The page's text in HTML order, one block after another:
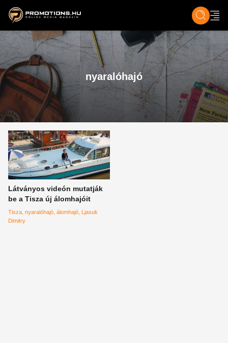
ZENE, FILM & KULT ÉLET TECH &
nyaralóhajó
Látványos videón mutatják
be a Tisza új álomhajóit
Tisza nyaralóhajó álomhajó Ljasuk
Dimitry